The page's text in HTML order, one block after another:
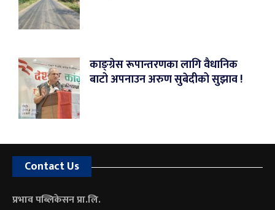
काङ्ग्रेस रूपान्तरणका लागि वैधानिक
बाटो अपनाउन अरुण सुबेदीको सुझाव !
Contact Us
प्रभाव पब्लिकेसन प्रा.लि.